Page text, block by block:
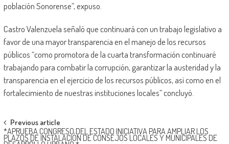
población Sonorense”, expuso.
Castro Valenzuela señaló que continuará con un trabajo legislativo a
favor de una mayor transparencia en el manejo de los recursos
públicos “como promotora de la cuarta transformación continuaré
trabajando para combatir la corrupción, garantizar la austeridad y la
transparencia en el ejercicio de los recursos públicos, así como en el
fortalecimiento de nuestras instituciones locales” concluyó.
Post
Previous article
*APRUEBA CONGRESO DEL ESTADO INICIATIVA PARA AMPLIAR LOS
PLAZOS DE INSTALACIÓN DE CONSEJOS LOCALES Y MUNICIPALES DE